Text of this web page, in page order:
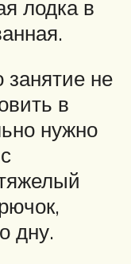
лодка в
занятие не
в
нужно
дну.